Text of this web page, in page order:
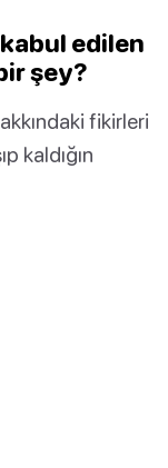
edilen
şey?
fikirleri
kaldığın